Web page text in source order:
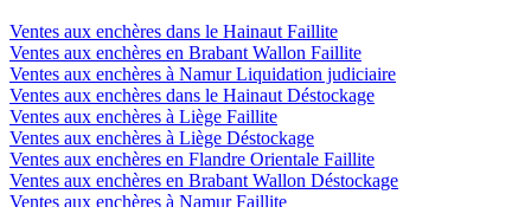
Ventes aux enchères dans le Hainaut Faillite
Ventes aux enchères en Brabant Wallon Faillite
Ventes aux enchères à Namur Liquidation judiciaire
Ventes aux enchères dans le Hainaut Déstockage
Ventes aux enchères à Liège Faillite
Ventes aux enchères à Liège Déstockage
Ventes aux enchères en Flandre Orientale Faillite
Ventes aux enchères en Brabant Wallon Déstockage
Ventes aux enchères à Namur Faillite